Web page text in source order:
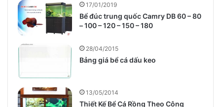
17/01/2019
Bể đúc trung quốc Camry DB 60 – 80
– 100 – 120 – 150 – 180
28/04/2015
Bảng giá bể cá dấu keo
13/05/2014
Thiết Kế Bể Cá Rồng Theo Công